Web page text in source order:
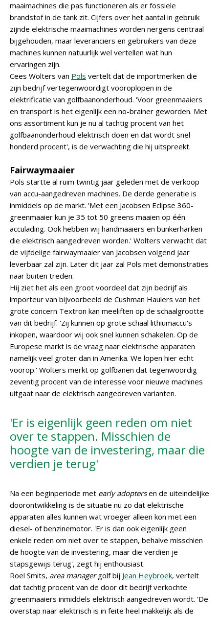
maaimachines die pas functioneren als er fossiele
brandstof in de tank zit. Cijfers over het aantal in gebruik
zijnde elektrische maaimachines worden nergens centraal
bijgehouden, maar leveranciers en gebruikers van deze
machines kunnen natuurlijk wel vertellen wat hun
ervaringen zijn.
Cees Wolters van Pols vertelt dat de importmerken die
zijn bedrijf vertegenwoordigt vooroplopen in de
elektrificatie van golfbaanonderhoud. 'Voor greenmaaiers
en transport is het eigenlijk een no-brainer geworden. Met
ons assortiment kun je nu al tachtig procent van het
golfbaanonderhoud elektrisch doen en dat wordt snel
honderd procent', is de verwachting die hij uitspreekt.
Fairwaymaaier
Pols startte al ruim twintig jaar geleden met de verkoop
van accu-aangedreven machines. De derde generatie is
inmiddels op de markt. 'Met een Jacobsen Eclipse 360-
greenmaaier kun je 35 tot 50 greens maaien op één
acculading. Ook hebben wij handmaaiers en bunkerharken
die elektrisch aangedreven worden.' Wolters verwacht dat
de vijfdelige fairwaymaaier van Jacobsen volgend jaar
leverbaar zal zijn. Later dit jaar zal Pols met demonstraties
naar buiten treden.
Hij ziet het als een groot voordeel dat zijn bedrijf als
importeur van bijvoorbeeld de Cushman Haulers van het
grote concern Textron kan meeliften op de schaalgrootte
van dit bedrijf. 'Zij kunnen op grote schaal lithiumaccu's
inkopen, waardoor wij ook snel kunnen schakelen. Op de
Europese markt is de vraag naar elektrische apparaten
namelijk veel groter dan in Amerika. We lopen hier echt
voorop.' Wolters merkt op golfbanen dat tegenwoordig
zeventig procent van de interesse voor nieuwe machines
uitgaat naar de elektrisch aangedreven varianten.
'Er is eigenlijk geen reden om niet
over te stappen. Misschien de
hoogte van de investering, maar die
verdien je terug'
Na een beginperiode met early adoptersen de uiteindelijke
doorontwikkeling is de situatie nu zo dat elektrische
apparaten alles kunnen wat vroeger alleen kon met een
diesel- of benzinemotor. 'Er is dan ook eigenlijk geen
enkele reden om niet over te stappen, behalve misschien
de hoogte van de investering, maar die verdien je
stapsgewijs terug', zegt hij enthousiast.
Roel Smits, area managergolf bij Jean Heybroek, vertelt
dat tachtig procent van de door dit bedrijf verkochte
greenmaaiers inmiddels elektrisch aangedreven wordt. 'De
overstap naar elektrisch is in feite heel makkelijk als de